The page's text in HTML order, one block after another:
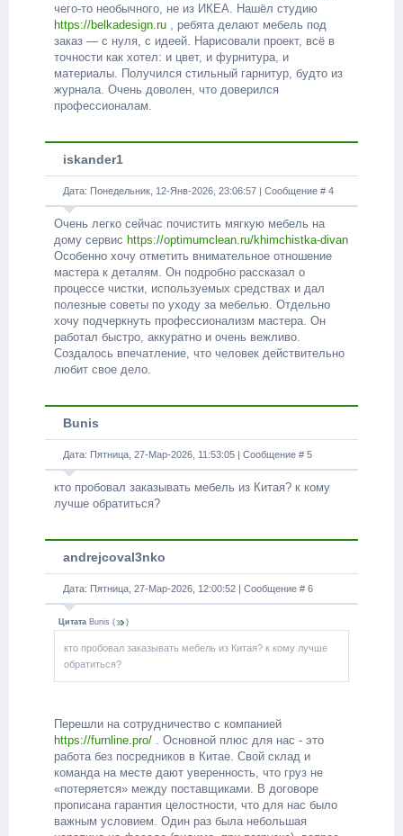
чего-то необычного, не из ИКЕА. Нашёл студию
https://belkadesign.ru , ребята делают мебель под
заказ — с нуля, с идеей. Нарисовали проект, всё в
точности как хотел: и цвет, и фурнитура, и
материалы. Получился стильный гарнитур, будто из
журнала. Очень доволен, что доверился
профессионалам.
iskander1
Дата: Понедельник, 12-Янв-2026, 23:06:57 | Сообщение # 4
Очень легко сейчас почистить мягкую мебель на
дому сервис https://optimumclean.ru/khimchistka-divan
Особенно хочу отметить внимательное отношение
мастера к деталям. Он подробно рассказал о
процессе чистки, используемых средствах и дал
полезные советы по уходу за мебелью. Отдельно
хочу подчеркнуть профессионализм мастера. Он
работал быстро, аккуратно и очень вежливо.
Создалось впечатление, что человек действительно
любит свое дело.
Bunis
Дата: Пятница, 27-Мар-2026, 11:53:05 | Сообщение # 5
кто пробовал заказывать мебель из Китая? к кому
лучше обратиться?
andrejcoval3nko
Дата: Пятница, 27-Мар-2026, 12:00:52 | Сообщение # 6
Цитата Bunis ( )
кто пробовал заказывать мебель из Китая? к кому лучше
обратиться?
Перешли на сотрудничество с компанией
https://furnline.pro/ . Основной плюс для нас - это
работа без посредников в Китае. Свой склад и
команда на месте дают уверенность, что груз не
«потеряется» между поставщиками. В договоре
прописана гарантия целостности, что для нас было
важным условием. Один раз была небольшая